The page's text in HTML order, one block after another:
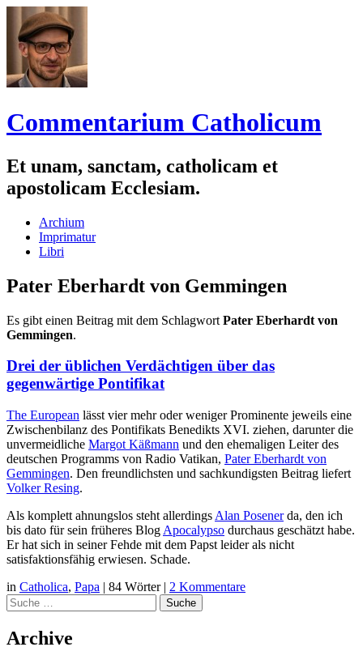
Commentarium Catholicum
Et unam, sanctam, catholicam et
apostolicam Ecclesiam.
Zum
Inhalt
springen
Archium
Imprimatur
Libri
Pater Eberhardt von Gemmingen
Es gibt einen Beitrag mit dem Schlagwort Pater Eberhardt von
Gemmingen.
Drei der üblichen Verdächtigen über das
gegenwärtige Pontifikat
The European lässt vier mehr oder weniger Prominente jeweils eine
Zwischenbilanz des Pontifikats Benedikts XVI. ziehen, darunter die
unvermeidliche Margot Käßmann und den ehemaligen Leiter des
deutschen Programms von Radio Vatikan, Pater Eberhardt von
Gemmingen. Den freundlichsten und sachkundigsten Beitrag liefert
Volker Resing.
Als komplett ahnungslos steht allerdings Alan Posenerda, den ich
bis dato für sein früheres Blog Apocalypso durchaus geschätzt habe.
Er hat sich in seiner Fehde mit dem Papst leider als nicht
satisfaktionsfähig erwiesen. Schade.
in Catholica, Papa | 84 Wörter | 2 Kommentare
Suche
Archive